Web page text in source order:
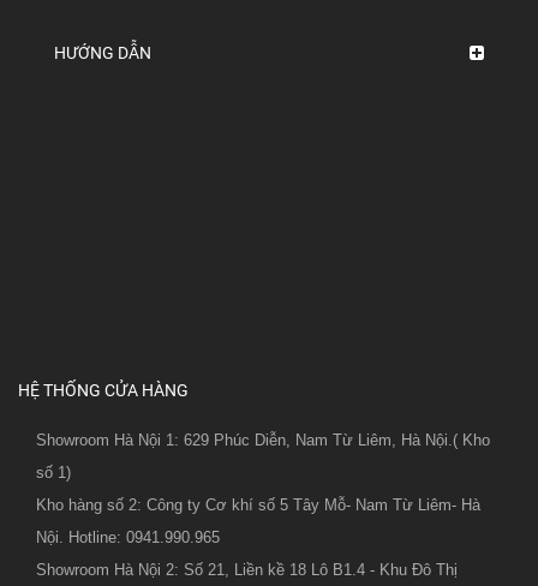
HƯỚNG DẪN
HỆ THỐNG CỬA HÀNG
Showroom Hà Nội 1: 629 Phúc Diễn, Nam Từ Liêm, Hà Nội.( Kho
số 1)
Kho hàng số 2: Công ty Cơ khí số 5 Tây Mỗ- Nam Từ Liêm- Hà
Nội. Hotline: 0941.990.965
Showroom Hà Nội 2: Số 21, Liền kề 18 Lô B1.4 - Khu Đô Thị